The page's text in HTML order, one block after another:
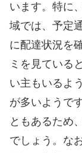
います。特に
域では、予定
に配達状況を
ミを見ている
い主もいるよ
が多いようで
ともあるため
でしょう。な